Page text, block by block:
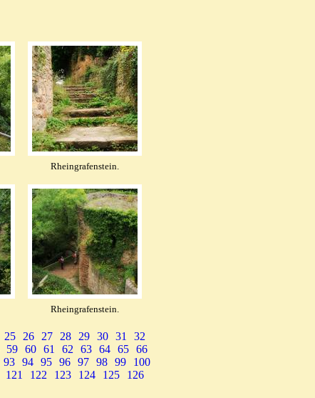
Rheingrafenstein.
Rheingrafenstein.
25 26 27 28 29 30 31
32
59 60 61 62 63 64 65 66
93 94 95 96 97 98 99
100
121 122 123 124 125
126